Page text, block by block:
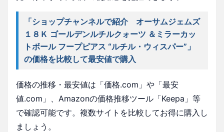
「ショップチャンネルで紹介 オーサムジェムズ
１８Ｋ ゴールデンルチルクォーツ ＆ミラーカッ
トボール フープピアス “ルチル・ウィスパー”」
の価格を比較して最安値で購入
価格の推移・最安値は「価格.com」や「最安
値.com」、Amazonの価格推移ツール「Keepa」等
で確認可能です。複数サイトを比較してお得に購入し
ましょう。